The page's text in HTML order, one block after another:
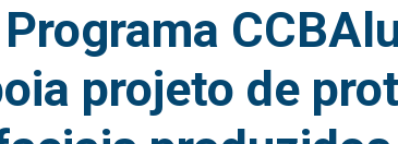
Programa
projeto de